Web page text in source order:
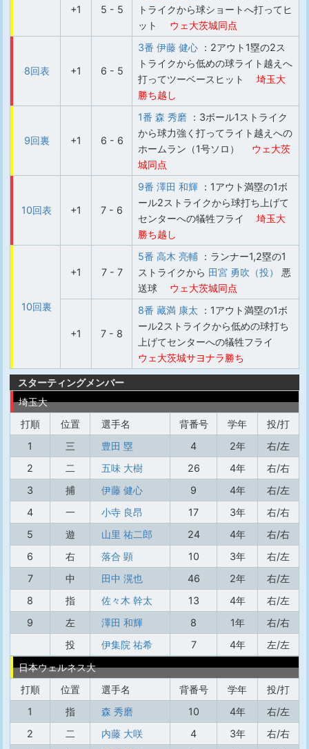
+1 5 - 5
トライクから球ショートへ打ってヒ
ット
ウェ大 茨城同点
8回表 +1 6 - 5
3番 伊藤 健心 ：2アウト1塁の2ス
トライクから低めの球ライト越えへ
打ってツーベースヒット
埼玉大
勝ち越し
9回裏 +1 6 - 6
1番 森 秀磨 ：3ボール1ストライク
から球力強く打ってライト越えへの
ホームラン（1号ソロ）
ウェ大 茨
城同点
10回表 +1 7 - 6
9番 澤田 和輝 ：1アウト満塁の1ボ
ール2ストライクから球打ち上げて
センターへの犠牲フライ
埼玉大
勝ち越し
10回裏
+1 7 - 7
5番 高木 亮輔 ：ランナー1,2塁の1
ストライクから 田宮 勇吹（投）
悪
送球
ウェ大 茨城同点
+1 7 - 8
8番 藏満 康太 ：1アウト満塁の1ボ
ール2ストライクから低めの球打ち
上げてセンターへの犠牲フライ
ウェ大 茨城サヨナラ勝ち
スターティングメンバー
埼玉大
打順
位置 選手名 背番号 学年
投/打
1
三 豊田 塁 4 2年
右/左
2
二 五味 大樹 26 4年
右/右
3
捕 伊藤 健心 9 4年
右/左
4
一 小寺 良昂 17 3年
右/右
5
遊 山里 祐二郎 24 4年
右/右
6
右 落合 顕 10 3年
右/左
7
中 田中 滉也 46 2年
右/左
8
指 佐々木 幹太 13 4年
右/左
9
左 澤田 和輝 8 1年
右/右
投
伊集院 祐希 7 4年
左/左
日本ウェルネス大
打順
位置 選手名 背番号 学年
投/打
1
指 森 秀磨 10 4年
右/左
2
二 内藤 大咲 4 3年
右/右